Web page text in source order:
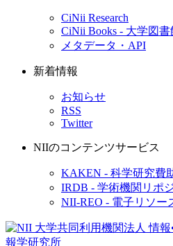
CiNii Research
CiNii Books - 大学図
メタデータ・API
新着情報
お知らせ
RSS
Twitter
NIIのコンテンツサービス
KAKEN - 科学研究費
IRDB - 学術機関リポ
NII-REO - 電子リソー